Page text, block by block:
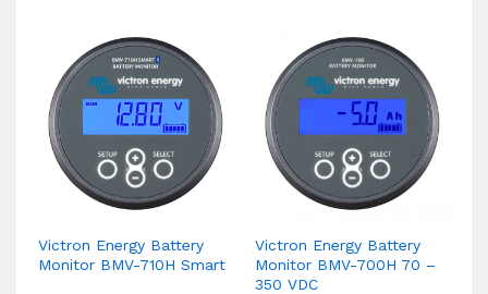
Victron Energy Battery
Monitor BMV-710H Smart
Victron Energy Battery
Monitor BMV-700H 70 –
350 VDC